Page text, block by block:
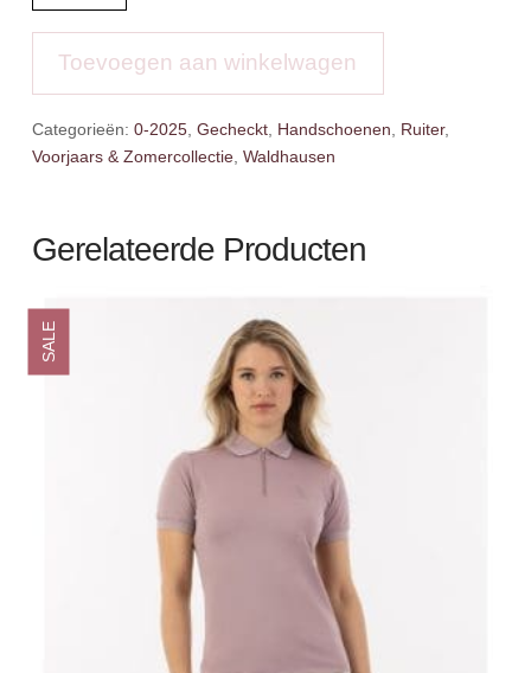
aantalToevoegen aan winkelwagen
Categorieën: 0-2025, Gecheckt, Handschoenen Ruiter,
Voorjaars & Zomercollectie, Waldhausen
Gerelateerde Producten
SALE